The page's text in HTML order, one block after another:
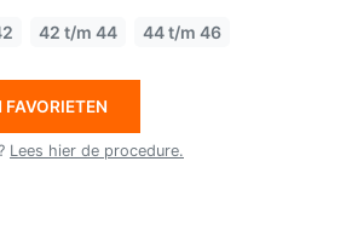
42 t/m 44 44 t/m 46
Lees hier de procedure.